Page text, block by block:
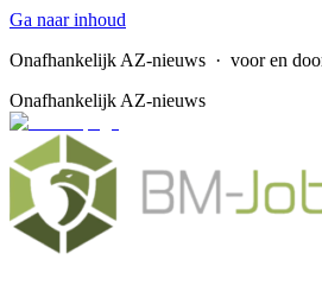
Ga naar inhoud
Onafhankelijk AZ-nieuws · voor en
Onafhankelijk AZ-nieuws